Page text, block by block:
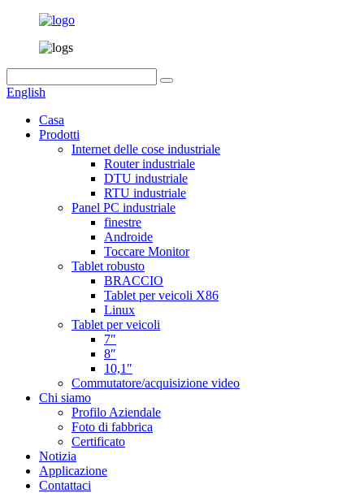
English
Casa
Prodotti
Internet delle cose industriale
Router industriale
DTU industriale
RTU industriale
Panel PC industriale
finestre
Androide
Toccare Monitor
Tablet robusto
BRACCIO
Tablet per veicoli X86
Linux
Tablet per veicoli
7″
8″
10,1″
Commutatore/acquisizione video
Chi siamo
Profilo Aziendale
Foto di fabbrica
Certificato
Notizia
Applicazione
Contattaci